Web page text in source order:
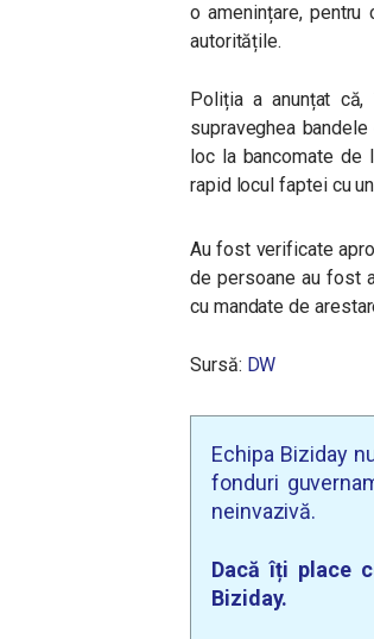
o amenințare,
autoritățile.
Poliția a anunțat
supraveghea
loc la bancomate de
rapid locul faptei cu
Au fost verificate
de persoane au fost
cu mandate de
Sursă: DW
Echipa Biziday
fonduri
neinvazivă.
Dacă îți place
Biziday.